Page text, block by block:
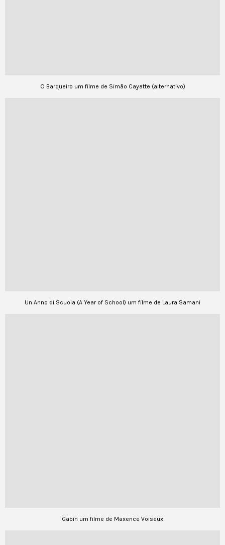
O Barqueiro um filme de Simão Cayatte (alternativo)
Un Anno di Scuola (A Year of School) um filme de Laura Samani
Gabin um filme de Maxence Voiseux